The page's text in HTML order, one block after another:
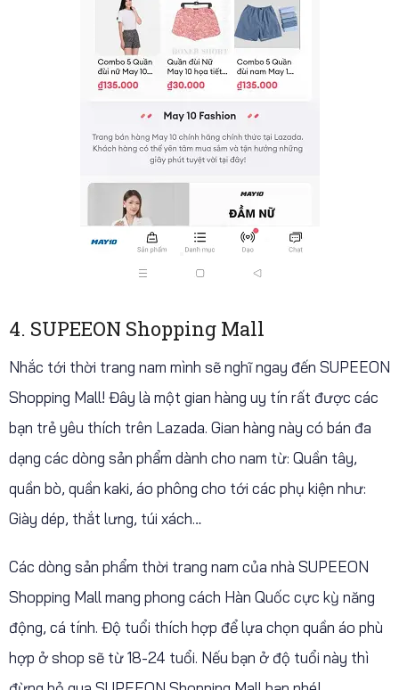
4. SUPEEON Shopping Mall
Nhắc tới thời trang nam mình sẽ nghĩ ngay đến SUPEEON
Shopping Mall! Đây là một gian hàng uy tín rất được các
bạn trẻ yêu thích trên Lazada. Gian hàng này có bán đa
dạng các dòng sản phẩm dành cho nam từ: Quần tây,
quần bò, quần kaki, áo phông cho tới các phụ kiện như:
Giày dép, thắt lưng, túi xách…
Các dòng sản phẩm thời trang nam của nhà SUPEEON
Shopping Mall mang phong cách Hàn Quốc cực kỳ năng
động, cá tính. Độ tuổi thích hợp để lựa chọn quần áo phù
hợp ở shop sẽ từ 18-24 tuổi. Nếu bạn ở độ tuổi này thì